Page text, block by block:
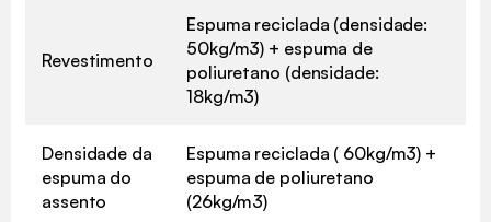
Revestimento
Espuma reciclada (densidade:
50kg/m3) + espuma de
poliuretano (densidade:
18kg/m3)
Densidade da
espuma do
assento
Espuma reciclada ( 60kg/m3) +
espuma de poliuretano
(26kg/m3)